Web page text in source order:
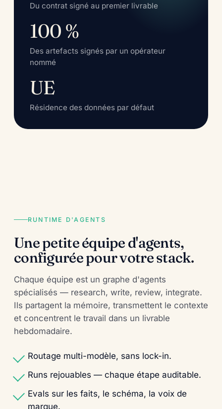
Du contrat signé au premier livrable
100 %
Des artefacts signés par un opérateur
nommé
UE
Résidence des données par défaut
RUNTIME D'AGENTS
Une petite équipe d'agents,
configurée pour votre stack.
Chaque équipe est un graphe d'agents
spécialisés — research, write, review, integrate.
Ils partagent la mémoire, transmettent le contexte
et concentrent le travail dans un livrable
hebdomadaire.
Routage multi-modèle, sans lock-in.
Runs rejouables — chaque étape auditable.
Evals sur les faits, le schéma, la voix de
marque.